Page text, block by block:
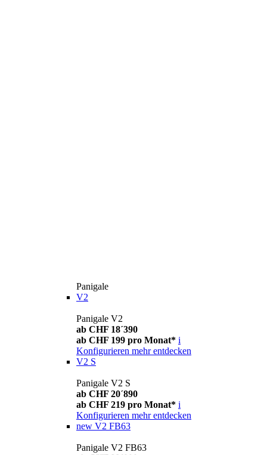
Panigale
V2
Panigale V2
ab CHF 18´390
ab CHF 199 pro Monat* i
Konfigurieren mehr entdecken
V2 S
Panigale V2 S
ab CHF 20´890
ab CHF 219 pro Monat* i
Konfigurieren mehr entdecken
new V2 FB63
Panigale V2 FB63